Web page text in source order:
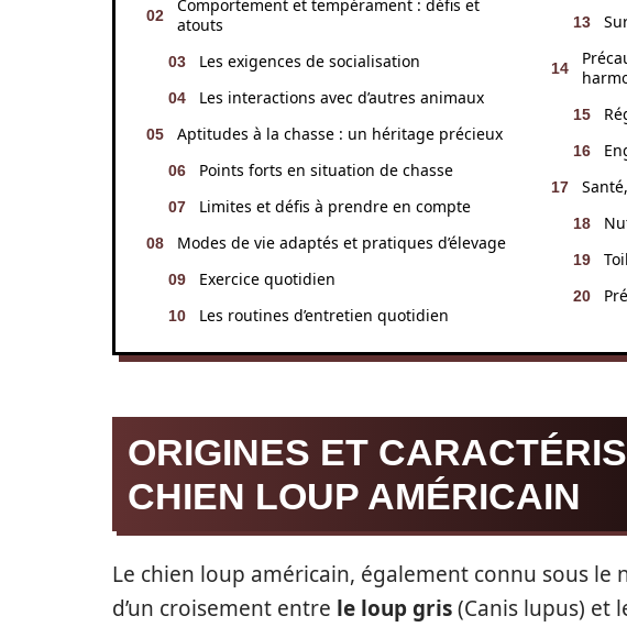
Comportement et tempérament : défis et
atouts
Les exigences de socialisation
Les interactions avec d’autres animaux
Aptitudes à la chasse : un héritage précieux
Points forts en situation de chasse
Limites et défis à prendre en compte
Modes de vie adaptés et pratiques d’élevage
Exercice quotidien
Les routines d’entretien quotidien
ORIGINES ET
CHIEN LOUP AMÉRICAIN
Le chien loup américain, également connu sous le
d’un croisement entre le loup gris(Canis lupus) et